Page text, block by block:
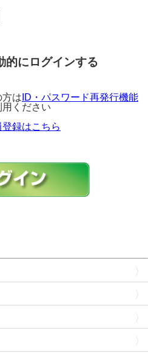
的にログインする
方は ID・パスワード再発行機能
用ください
録はこちら